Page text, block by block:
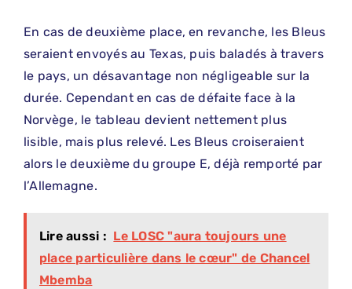
En cas de deuxième place, en revanche, les Bleus
seraient envoyés au Texas, puis baladés à travers
le pays, un désavantage non négligeable sur la
durée. Cependant en cas de défaite face à la
Norvège, le tableau devient nettement plus
lisible, mais plus relevé. Les Bleus croiseraient
alors le deuxième du groupe E, déjà remporté par
l’Allemagne.
Lire aussi : Le LOSC "aura toujours une
place particulière dans le cœur" de Chancel
Mbemba